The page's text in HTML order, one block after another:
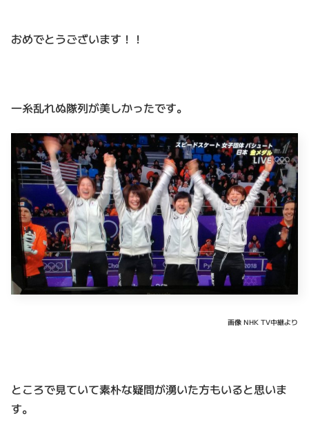
おめでとうございます！！
一糸乱れぬ隊列が美しかったです。
画像 NHK TV中継より
ところで見ていて素朴な疑問が湧いた方もいると思いま
す。